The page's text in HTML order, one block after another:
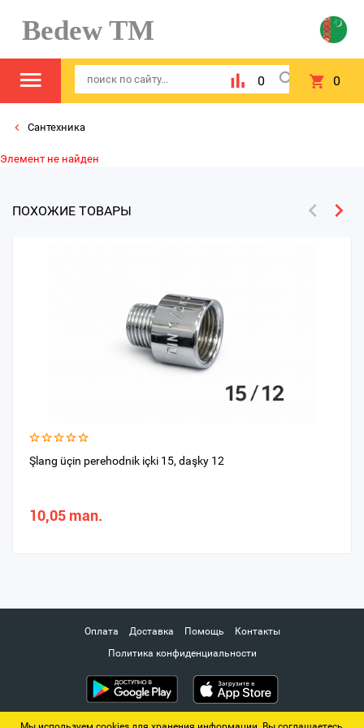
Bedew TM
0 0
Сантехника
Элемент не найден
ПОХОЖИЕ ТОВАРЫ
Şlang üçin perehodnik içki 15, daşky 12
10,05 man.
Оплата Доставка Помощь
Контакты
Политика конфиденциальности